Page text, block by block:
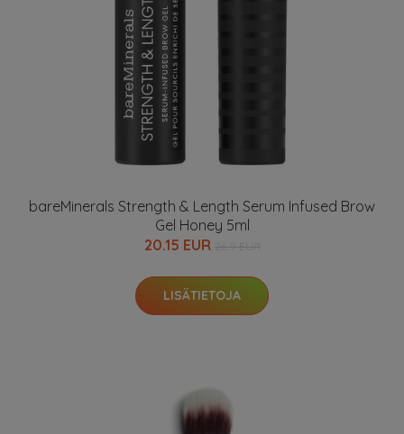
bareMinerals Strength & Length Serum Infused Brow
Gel Honey 5ml
20.15 EUR
LISÄTIETOJA